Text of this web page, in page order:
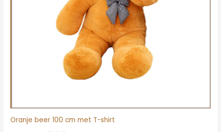
Oranje beer 100 cm met T-shirt